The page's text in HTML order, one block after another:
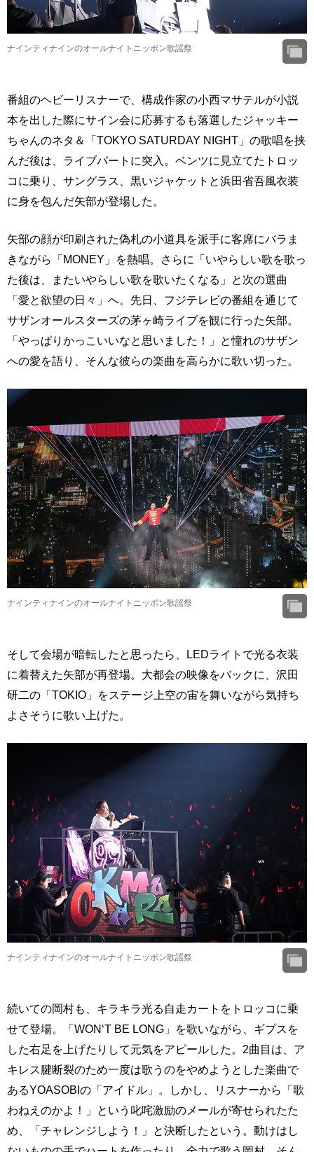
ナインティナインのオールナイトニッポン歌謡祭
番組のヘビーリスナーで、構成作家の小西マサテルが小説
本を出した際にサイン会に応募するも落選したジャッキー
ちゃんのネタ＆「TOKYO SATURDAY NIGHT」の歌唱を挟
んだ後は、ライブパートに突入。ベンツに見立てたトロッ
コに乗り、サングラス、黒いジャケットと浜田省吾風衣装
に身を包んだ矢部が登場した。
矢部の顔が印刷された偽札の小道具を派手に客席にバラま
きながら「MONEY」を熱唱。さらに「いやらしい歌を歌っ
た後は、またいやらしい歌を歌いたくなる」と次の選曲
「愛と欲望の日々」へ。先日、フジテレビの番組を通じて
サザンオールスターズの茅ヶ崎ライブを観に行った矢部。
「やっぱりかっこいいなと思いました！」と憧れのサザン
への愛を語り、そんな彼らの楽曲を高らかに歌い切った。
ナインティナインのオールナイトニッポン歌謡祭
そして会場が暗転したと思ったら、LEDライトで光る衣装
に着替えた矢部が再登場。大都会の映像をバックに、沢田
研二の「TOKIO」をステージ上空の宙を舞いながら気持ち
よさそうに歌い上げた。
ナインティナインのオールナイトニッポン歌謡祭
続いての岡村も、キラキラ光る自走カートをトロッコに乗
せて登場。「WON‘T BE LONG」を歌いながら、ギプスを
した右足を上げたりして元気をアピールした。2曲目は、ア
キレス腱断裂のため一度は歌うのをやめようとした楽曲で
あるYOASOBIの「アイドル」。しかし、リスナーから「歌
わねえのかよ！」という叱咤激励のメールが寄せられたた
め、「チャレンジしよう！」と決断したという。動けはし